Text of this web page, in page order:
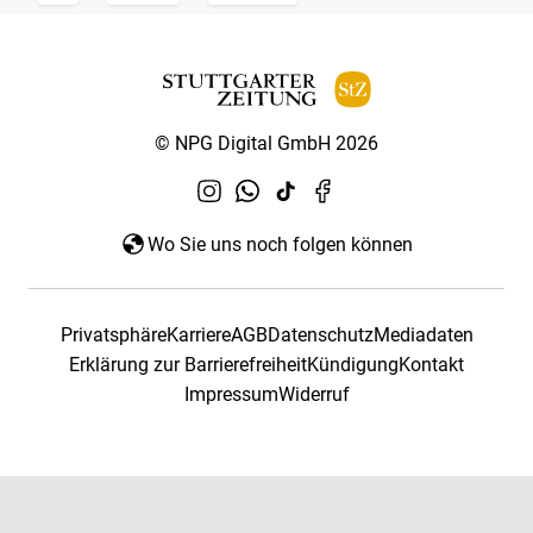
© NPG Digital GmbH 2026
Wo Sie uns noch folgen können
PrivatsphäreKarriereAGBDatenschutzMediadaten
Erklärung zur BarrierefreiheitKündigungKontakt
ImpressumWiderruf